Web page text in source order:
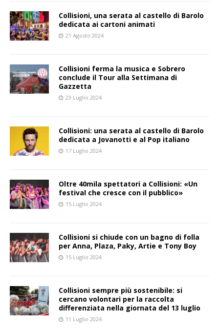
Collisioni, una serata al castello di Barolo
dedicata ai cartoni animati
21 Agosto 2024
Collisioni ferma la musica e Sobrero
conclude il Tour alla Settimana di
Gazzetta
23 Luglio 2024
Collisioni: una serata al castello di Barolo
dedicata a Jovanotti e al Pop italiano
17 Luglio 2024
Oltre 40mila spettatori a Collisioni: «Un
festival che cresce con il pubblico»
15 Luglio 2024
Collisioni si chiude con un bagno di folla
per Anna, Plaza, Paky, Artie e Tony Boy
15 Luglio 2024
Collisioni sempre più sostenibile: si
cercano volontari per la raccolta
differenziata nella giornata del 13 luglio
11 Luglio 2024